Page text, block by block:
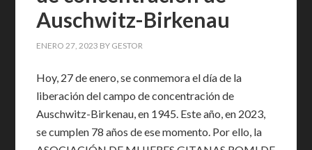
Auschwitz-Birkenau
ENERO 27, 2023 BY GESTOR
Hoy, 27 de enero, se conmemora el día de la
liberación del campo de concentración de
Auschwitz-Birkenau, en 1945. Este año, en 2023,
se cumplen 78 años de ese momento. Por ello, la